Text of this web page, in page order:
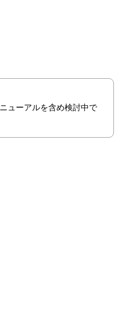
ューアルを含め検討中で